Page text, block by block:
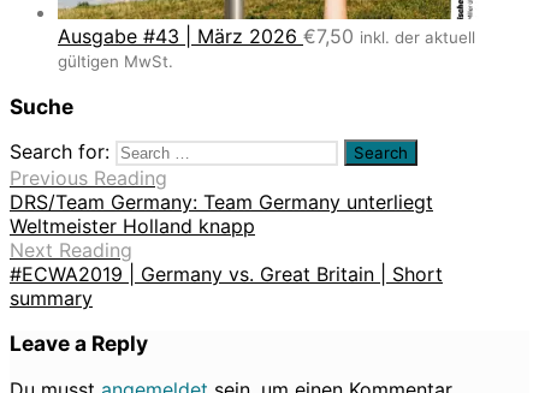
Ausgabe #43 | März 2026 €7,50 inkl. der aktuell
gültigen MwSt.
Suche
Search for:
Previous Reading
DRS/Team Germany: Team Germany unterliegt
Weltmeister Holland knapp
Next Reading
#ECWA2019 | Germany vs. Great Britain | Short
summary
Leave a Reply